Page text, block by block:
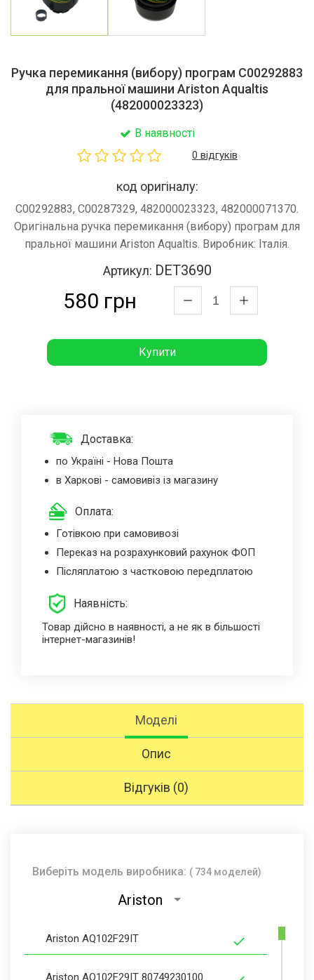
Ручка перемикання (вибору) програм C00292883
для пральної машини Ariston Aqualtis
(482000023323)
В наявності
0 відгуків
код оригіналу:
C00292883, C00287329, 482000023323, 482000071370.
Оригінальна ручка перемикання (вибору) програм для
пральної машини Ariston Aqualtis. Виробник: Італія.
Артикул: DET3690
580 грн
Купити
Доставка:
по Україні - Нова Пошта
в Харкові - самовивіз із магазину
Оплата:
Готівкою при самовивозі
Переказ на розрахунковий рахунок ФОП
Післяплатою з частковою передплатою
Наявність:
Товар дійсно в наявності, а не як в більшості
інтернет-магазинів!
Моделі
Опис
Відгуків (0)
Виберіть модель виробника: ( 734 моделей)
Ariston
Ariston AQ102F29IT
Ariston AQ102F29IT 80749230100